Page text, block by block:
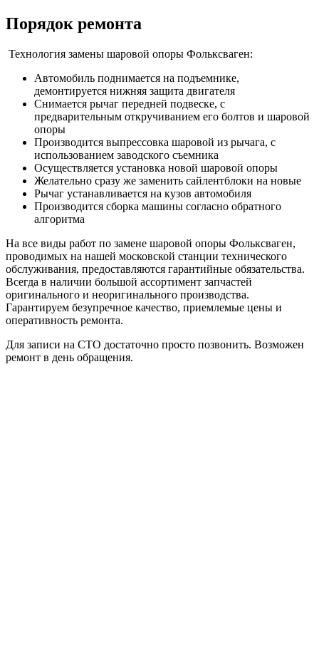
Порядок ремонта
Технология замены шаровой опоры Фольксваген:
Автомобиль поднимается на подъемнике,
демонтируется нижняя защита двигателя
Снимается рычаг передней подвеске, с
предварительным откручиванием его болтов и шаровой
опоры
Производится выпрессовка шаровой из рычага, с
использованием заводского съемника
Осуществляется установка новой шаровой опоры
Желательно сразу же заменить сайлентблоки на новые
Рычаг устанавливается на кузов автомобиля
Производится сборка машины согласно обратного
алгоритма
На все виды работ по замене шаровой опоры Фольксваген,
проводимых на нашей московской станции технического
обслуживания, предоставляются гарантийные обязательства.
Всегда в наличии большой ассортимент запчастей
оригинального и неоригинального производства.
Гарантируем безупречное качество, приемлемые цены и
оперативность ремонта.
Для записи на СТО достаточно просто позвонить. Возможен
ремонт в день обращения.